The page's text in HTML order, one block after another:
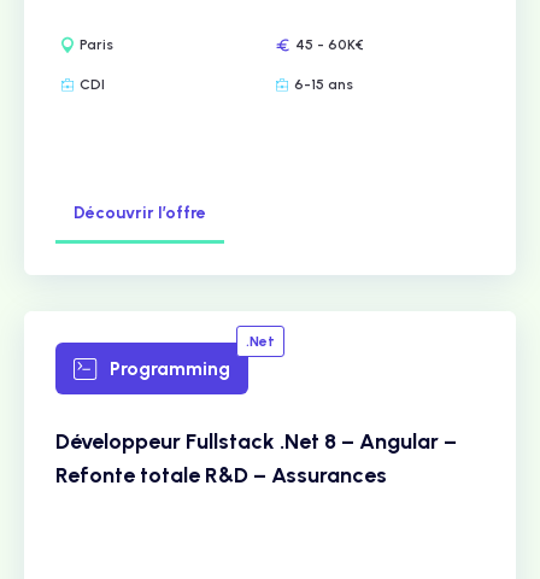
Paris 45 - 60K€
CDI 6-15 ans
Découvrir l’offre
Programming
.Net
Développeur Fullstack .Net 8 – Angular –
Refonte totale R&D – Assurances